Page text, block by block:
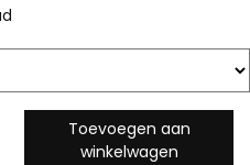
Toevoegen aan
winkelwagen